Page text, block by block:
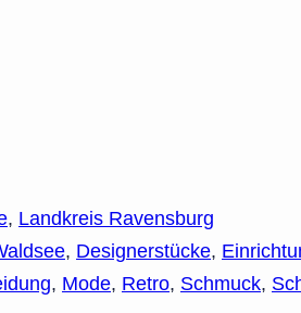
, Landkreis Ravensburg
, Designerstücke,
, Mode, Retro, Schmuck,